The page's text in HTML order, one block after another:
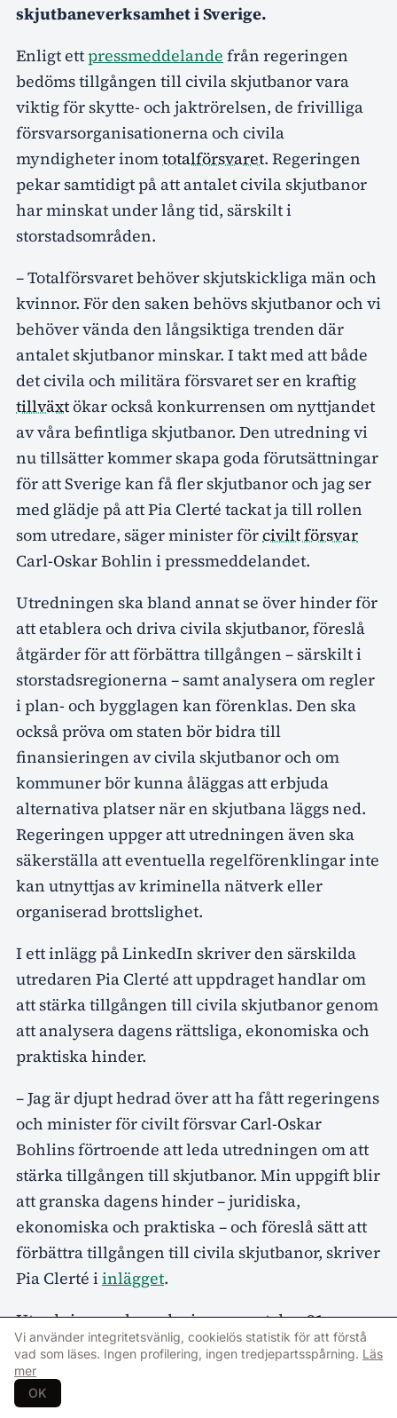
skjutbaneverksamhet i Sverige.
Enligt ettpressmeddelande från regeringen
bedöms tillgången till civila skjutbanor vara
viktig för skytte- och jaktrörelsen, de frivilliga
försvarsorganisationerna och civila
myndigheter inomtotalförsvaret. Regeringen
pekar samtidigt på att antalet civila skjutbanor
har minskat under lång tid, särskilt i
storstadsområden.
– Totalförsvaret behöver skjutskickliga män och
kvinnor. För den saken behövs skjutbanor och vi
behöver vända den långsiktiga trenden där
antalet skjutbanor minskar. I takt med att både
det civila och militära försvaret ser en kraftig
tillväxtökar också konkurrensen om nyttjandet
av våra befintliga skjutbanor. Den utredning vi
nu tillsätter kommer skapa goda förutsättningar
för att Sverige kan få fler skjutbanor och jag ser
med glädje på att Pia Clerté tackat ja till rollen
som utredare, säger minister förcivilt försvar
Carl-Oskar Bohlin i pressmeddelandet.
Utredningen ska bland annat se över hinder för
att etablera och driva civila skjutbanor, föreslå
åtgärder för att förbättra tillgången – särskilt i
storstadsregionerna – samt analysera om regler
i plan- och bygglagen kan förenklas. Den ska
också pröva om staten bör bidra till
finansieringen av civila skjutbanor och om
kommuner bör kunna åläggas att erbjuda
alternativa platser när en skjutbana läggs ned.
Regeringen uppger att utredningen även ska
säkerställa att eventuella regelförenklingar inte
kan utnyttjas av kriminella nätverk eller
organiserad brottslighet.
I ett inlägg på LinkedIn skriver den särskilda
utredaren Pia Clerté att uppdraget handlar om
att stärka tillgången till civila skjutbanor genom
att analysera dagens rättsliga, ekonomiska och
praktiska hinder.
– Jag är djupt hedrad över att ha fått regeringens
och minister för civilt försvar Carl-Oskar
Bohlins förtroende att leda utredningen om att
stärka tillgången till skjutbanor. Min uppgift blir
att granska dagens hinder – juridiska,
ekonomiska och praktiska – och föreslå sätt att
förbättra tillgången till civila skjutbanor, skriver
Pia Clerté iinlägget.
Utredningen ska redovisas senast den 31
augusti 2027.
Vi använder integritetsvänlig, cookielös statistik för att förstå
vad som läses. Ingen profilering, ingen tredjepartsspårning. Läs
mer
OK